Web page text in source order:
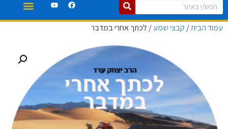
עמוד הבית/ קבצי שמע/ לכתך אחרי במדבר